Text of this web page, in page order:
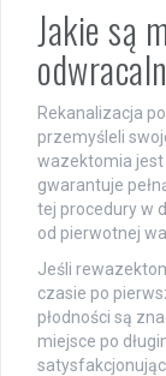
Jakie są
Rekanalizacja
przemyśleli
wazektomia
gwarantuje
tej procedury w
od pierwotnej
Jeśli
czasie po
płodności są
miejsce po